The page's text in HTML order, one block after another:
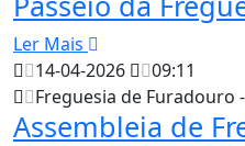
Ler Mais
14-04-2026
09:11
Freguesia de Furadouro
Assembleia de